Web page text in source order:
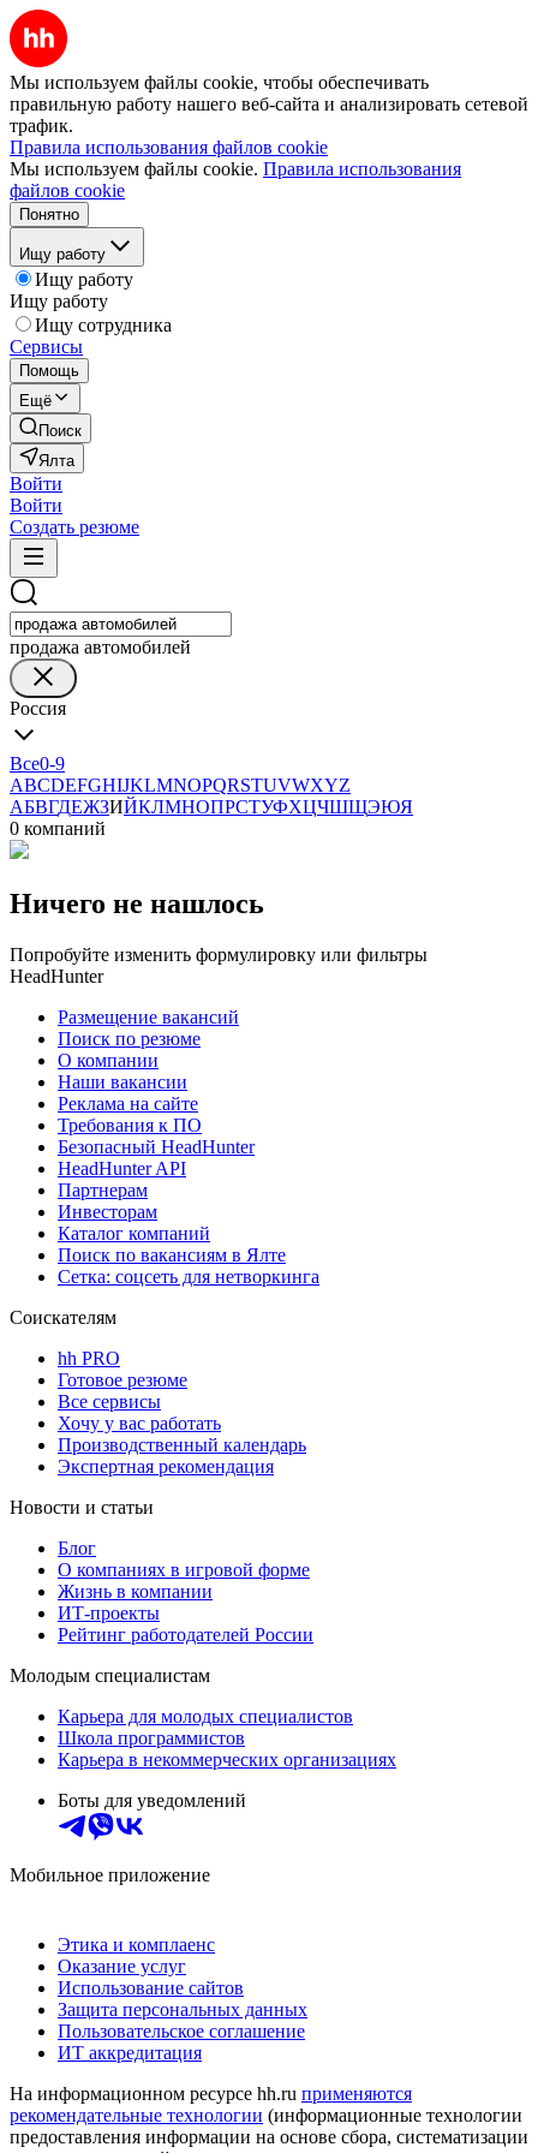
Мы используем файлы cookie, чтобы обеспечивать
правильную работу нашего веб-сайта и анализировать сетевой
трафик.
Правила использования файлов cookie
Мы используем файлы cookie. Правила использования
файлов cookie
Понятно
Ищу работу
Ищу работу
Ищу работу
Ищу сотрудника
Сервисы
Помощь
Ещё
Поиск
Ялта
Войти
Войти
Создать резюме
продажа автомобилей
Россия
Все0-9
ABCDEFGHIJKLMNOPQRSTUVWXYZ
АБВГДЕЖЗИЙКЛМНОПРСТУФХЦЧШЩЭЮЯ
0 компаний
Ничего не нашлось
Попробуйте изменить формулировку или фильтры
HeadHunter
Размещение вакансий
Поиск по резюме
О компании
Наши вакансии
Реклама на сайте
Требования к ПО
Безопасный HeadHunter
HeadHunter API
Партнерам
Инвесторам
Каталог компаний
Поиск по вакансиям в Ялте
Сетка: соцсеть для нетворкинга
Соискателям
hh PRO
Готовое резюме
Все сервисы
Хочу у вас работать
Производственный календарь
Экспертная рекомендация
Новости и статьи
Блог
О компаниях в игровой форме
Жизнь в компании
ИТ-проекты
Рейтинг работодателей России
Молодым специалистам
Карьера для молодых специалистов
Школа программистов
Карьера в некоммерческих организациях
Боты для уведомлений
Мобильное приложение
Этика и комплаенс
Оказание услуг
Использование сайтов
Защита персональных данных
Пользовательское соглашение
ИТ аккредитация
На информационном ресурсе hh.ru применяются
рекомендательные технологии (информационные технологии
предоставления информации на основе сбора, систематизации